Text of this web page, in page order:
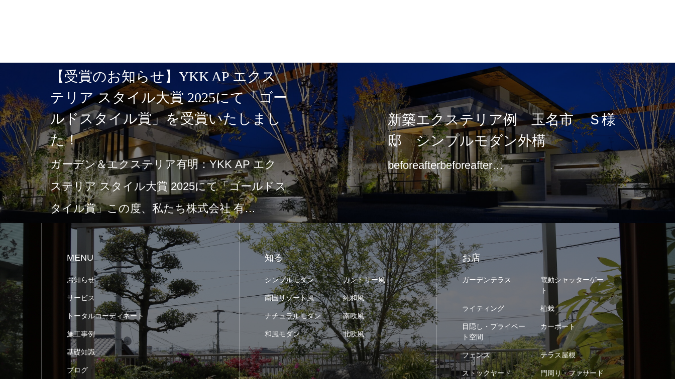
【受賞のお知らせ】YKK AP エクス
テリア スタイル大賞 2025にて「ゴー
ルドスタイル賞」を受賞いたしまし
た！
ガーデン＆エクステリア有明：YKK AP エク
ステリア スタイル大賞 2025にて「ゴールドス
タイル賞」この度、私たち株式会社 有…
新築エクステリア例 玉名市 Ｓ様
邸 シンプルモダン外構
beforeafterbeforeafter…
MENU
お知らせ
サービス
トータルコーディネート
施工事例
基礎知識
ブログ
知る
シンプルモダン カントリー風
南国リゾート風 純和風
ナチュラルモダン 南欧風
和風モダン 北欧風
お店
ガーデンテラス
電動シャッターゲー
ト
ライティング 植栽
目隠し・プライベー
ト空間
カーポート
フェンス テラス屋根
ストックヤード 門周り・ファサード